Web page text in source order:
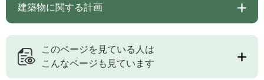
建築物に関する計画
このページを見ている人は
こんなページも見ています